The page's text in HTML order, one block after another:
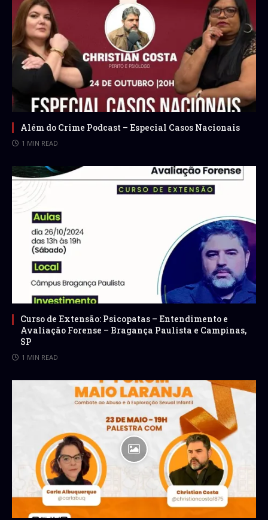
Além do Crime Podcast – Especial Casos Nacionais
1 MIN READ
Curso de Extensão: Psicopatas – Entendimento e
Avaliação Forense – Bragança Paulista e Campinas,
SP
1 MIN READ